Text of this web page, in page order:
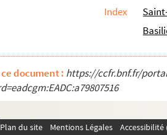
Index
document : https://ccfr.bnf.fr/
Plan du site Mentions Légales